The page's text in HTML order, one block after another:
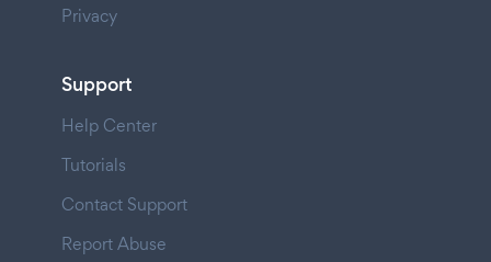
Privacy
Support
Help Center
Tutorials
Contact Support
Report Abuse